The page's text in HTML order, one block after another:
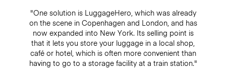
"One solution is LuggageHero, which was already
on the scene in Copenhagen and London, and has
now expanded into New York. Its selling point is
that it lets you store your luggage in a local shop,
café or hotel, which is often more convenient than
having to go to a storage facility at a train station."